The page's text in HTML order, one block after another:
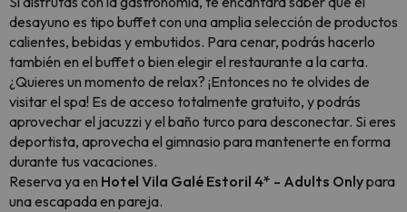
desayuno es tipo buffet con una amplia selección de productos
calientes, bebidas y embutidos. Para cenar, podrás hacerlo
también en el buffet o bien elegir el restaurante a la carta.
¿Quieres un momento de relax? ¡Entonces no te olvides de
visitar el spa! Es de acceso totalmente gratuito, y podrás
aprovechar el jacuzzi y el baño turco para desconectar. Si eres
deportista, aprovecha el gimnasio para mantenerte en forma
durante tus vacaciones.
Reserva ya en Hotel Vila Galé Estoril 4* - Adults Onlypara
una escapada en pareja.